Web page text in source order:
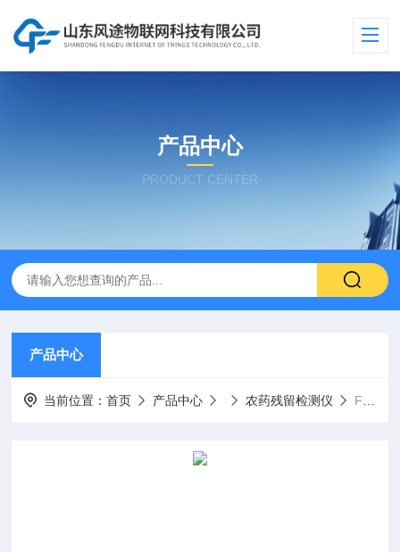
产品中心
PRODUCT CENTER
产品中心
当前位置：首页 产品中心 农药残留检测仪 FT-WLK2农药残留快速安全检测仪